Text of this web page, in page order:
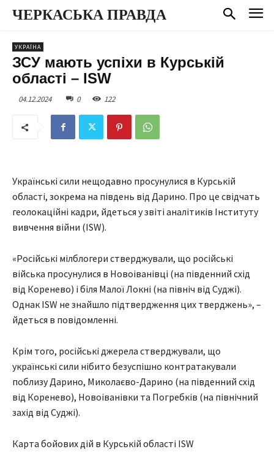
ЧЕРКАСЬКА ПРАВДА
УКРАЇНА
ЗСУ мають успіхи в Курській
області – ISW
04.12.2024 0 122
Українські сили нещодавно просунулися в Курській
області, зокрема на південь від Дарино. Про це свідчать
геолокаційні кадри, йдеться у звіті аналітиків Інституту
вивчення війни (ISW).
«Російські мілблогери стверджували, що російські
війська просунулися в Новоіванівці (на південний схід
від Коренево) і біля Малої Локні (на північ від Суджі).
Однак ISW не знайшло підтвердження цих тверджень», –
йдеться в повідомленні.
Крім того, російські джерела стверджували, що
українські сили нібито безуспішно контратакували
поблизу Дарино, Миколаєво-Дарино (на південний схід
від Коренево), Новоіванівки та Погребків (на північний
захід від Суджі).
Карта бойових дій в Курській області ISW